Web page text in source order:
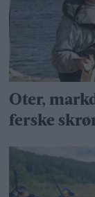
Oter,
ferske